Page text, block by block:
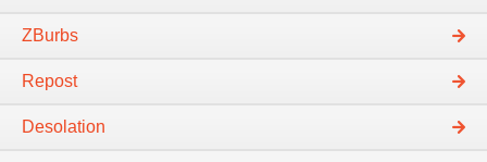
ZBurbs
Repost
Desolation